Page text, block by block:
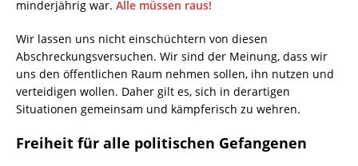
minderjährig war. Alle müssen raus!
Wir lassen uns nicht einschüchtern von diesen
Abschreckungsversuchen. Wir sind der Meinung, dass wir
uns den öffentlichen Raum nehmen sollen, ihn nutzen und
verteidigen wollen. Daher gilt es, sich in derartigen
Situationen gemeinsam und kämpferisch zu wehren.
Freiheit für alle politischen Gefangenen